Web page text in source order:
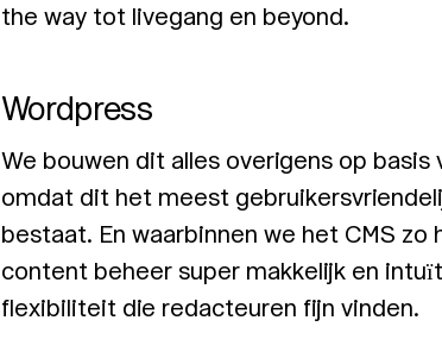
the way tot livegang en beyond.
Wordpress
We bouwen dit alles overigens op basis
omdat dit het meest
bestaat. En waarbinnen we het CMS
content beheer super makkelijk en
flexibiliteit die redacteuren fijn vinden.